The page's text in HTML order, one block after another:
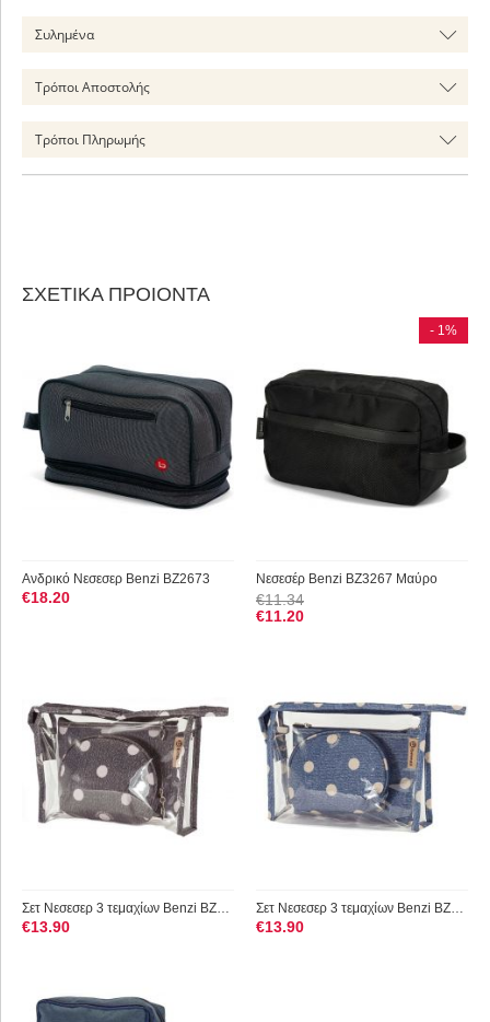
Συλημένα
Τρόποι Αποστολής
Τρόποι Πληρωμής
ΣΧΕΤΙΚΑ ΠΡΟΙΟΝΤΑ
Ανδρικό Νεσεσερ Benzi BZ2673
€18.20
- 1%
Νεσεσέρ Benzi BZ3267 Μαύρο
€11.34
€11.20
€13.90 €13.90